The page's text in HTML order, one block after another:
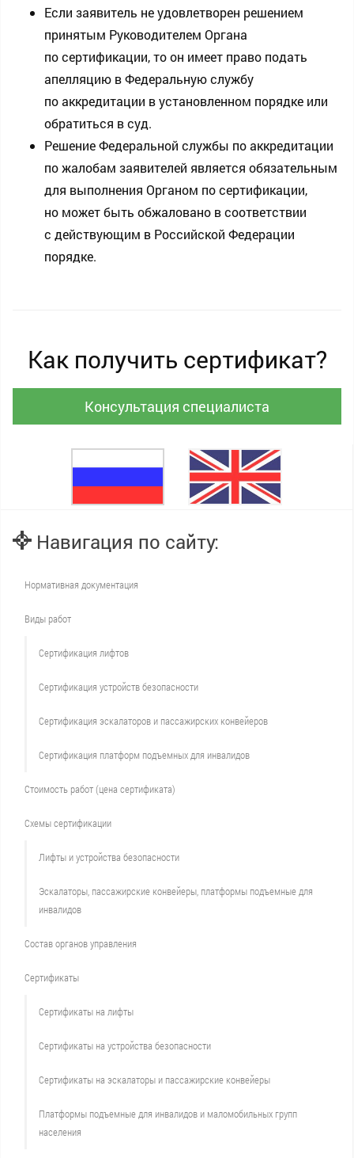
Если заявитель не удовлетворен решением
принятым Руководителем Органа
по сертификации, то он имеет право подать
апелляцию в Федеральную службу
по аккредитации в установленном порядке или
обратиться в суд.
Решение Федеральной службы по аккредитации
по жалобам заявителей является обязательным
для выполнения Органом по сертификации,
но может быть обжаловано в соответствии
с действующим в Российской Федерации
порядке.
Как получить сертификат?
Консультация специалиста
Навигация по сайту:
Нормативная документация
Виды работ
Сертификация лифтов
Сертификация устройств безопасности
Сертификация эскалаторов и пассажирских конвейеров
Сертификация платформ подъемных для инвалидов
Стоимость работ (цена сертификата)
Схемы сертификации
Лифты и устройства безопасности
Эскалаторы, пассажирские конвейеры, платформы подъемные для
инвалидов
Состав органов управления
Сертификаты
Сертификаты на лифты
Сертификаты на устройства безопасности
Сертификаты на эскалаторы и пассажирские конвейеры
Платформы подъемные для инвалидов и маломобильных групп
населения